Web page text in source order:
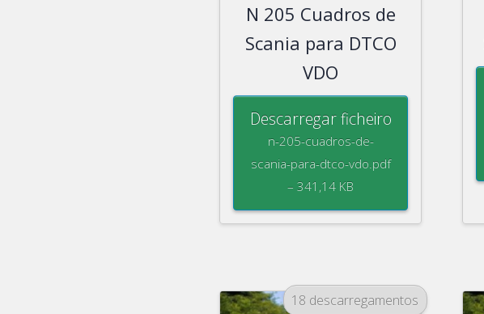
N 205 Cuadros de
Scania para DTCO
VDO
Descarregar ficheiro
n-205-cuadros-de-
scania-para-dtco-vdo.pdf
– 341,14 KB
18 descarregamentos